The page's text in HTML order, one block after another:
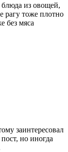
блюда из овощей,
рагу тоже плотно
без мяса
заинтересовал
но иногда